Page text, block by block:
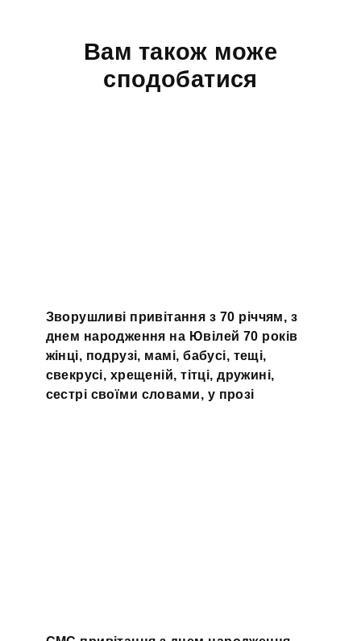
Вам також може
сподобатися
Зворушливі привітання з 70 річчям, з
днем народження на Ювілей 70 років
жінці, подрузі, мамі, бабусі, тещі,
свекрусі, хрещеній, тітці, дружині,
сестрі своїми словами, у прозі